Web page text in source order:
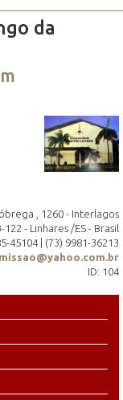
da
, 1260 - Interlagos
122 - Linhares /ES - Brasil
45104 | (73) 9981-36213
ID: 104